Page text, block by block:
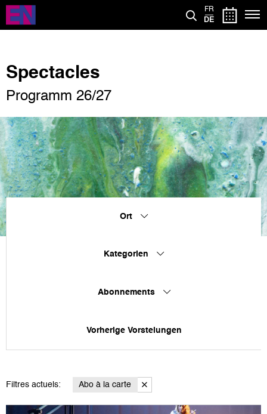
Direkt
zum
Inhalt
FR
DE
Spectacles
Programm 26/27
Ort
Kategorien
Abonnements
Vorherige Vorstelungen
Filtres actuels: Abo à la carte